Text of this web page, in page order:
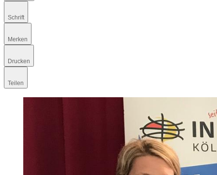
Schrift
Merken
Drucken
Teilen